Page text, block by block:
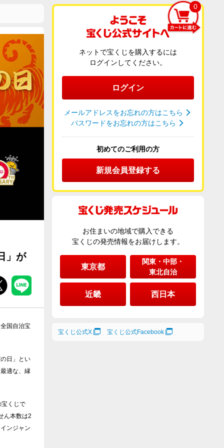
」が
国自治宝
日」とい
適な、縁
くじで
ん本数は2
ンジャン
0
ネットで宝くじを購入するには
ログインしてください。
ログイン
メールアドレスをお忘れの方はこちら
パスワードをお忘れの方はこちら
初めてのご利用の方
新規会員登録する
お住まいの地域で購入できる
宝くじの発売情報をお届けします。
東京都
関東・中部・
東北自治
近畿 西日本
宝くじ公式X 宝くじ公式Facebook